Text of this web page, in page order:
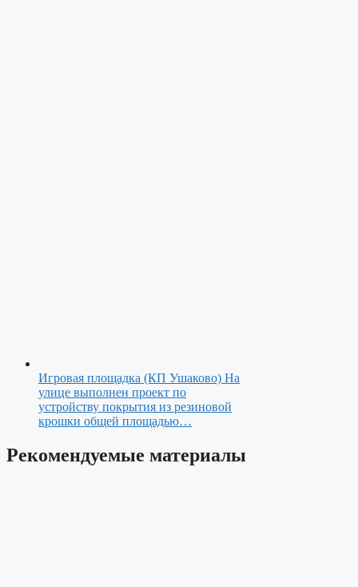
Игровая площадка (КП Ушаково) На
улице выполнен проект по
устройству покрытия из резиновой
крошки общей площадью…
Рекомендуемые материалы